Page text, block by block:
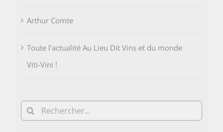
Arthur Comte
Toute l’actualité Au Lieu Dit Vins et du monde
Viti-Vini !
Rechercher: